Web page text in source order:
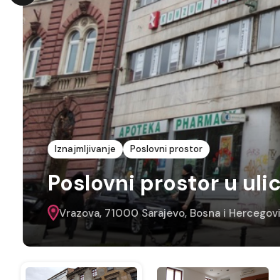
Iznajmljivanje Poslovni prostor
Poslovni prostor u
Vrazova, 71000 Sarajevo, Bosna i